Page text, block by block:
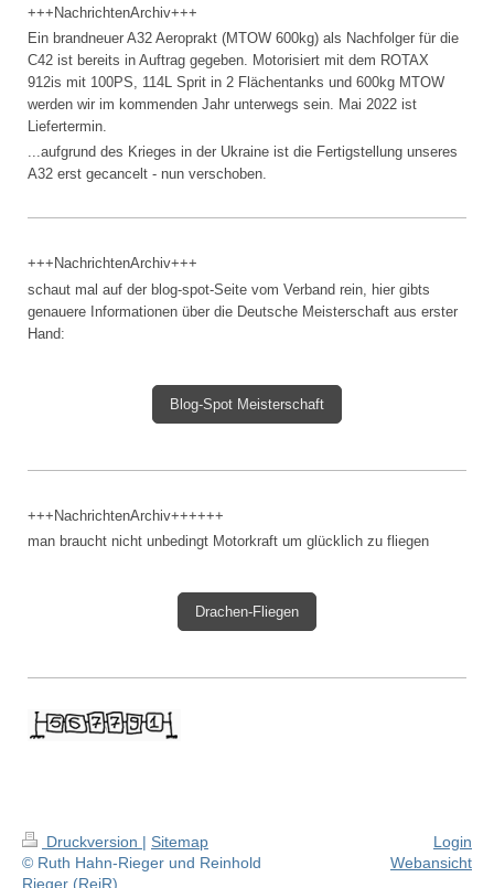
+++NachrichtenArchiv+++
Ein brandneuer A32 Aeroprakt (MTOW 600kg) als Nachfolger für die
C42 ist bereits in Auftrag gegeben. Motorisiert mit dem ROTAX
912is mit 100PS, 114L Sprit in 2 Flächentanks und 600kg MTOW
werden wir im kommenden Jahr unterwegs sein. Mai 2022 ist
Liefertermin.
...aufgrund des Krieges in der Ukraine ist die Fertigstellung unseres
A32 erst gecancelt - nun verschoben.
+++NachrichtenArchiv+++
schaut mal auf der blog-spot-Seite vom Verband rein, hier gibts
genauere Informationen über die Deutsche Meisterschaft aus erster
Hand:
Blog-Spot Meisterschaft
+++NachrichtenArchiv++++++
man braucht nicht unbedingt Motorkraft um glücklich zu fliegen
Drachen-Fliegen
Druckversion | Sitemap
© Ruth Hahn-Rieger und Reinhold
Rieger (ReiR)
Login
Webansicht